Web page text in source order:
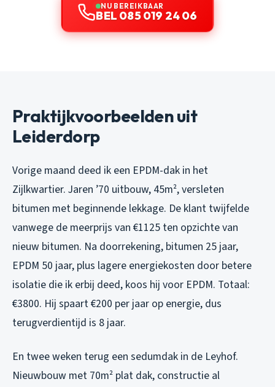
NU BEREIKBAAR
BEL 085 019 24 06
Praktijkvoorbeelden uit
Leiderdorp
Vorige maand deed ik een EPDM-dak in het
Zijlkwartier. Jaren ’70 uitbouw, 45m², versleten
bitumen met beginnende lekkage. De klant twijfelde
vanwege de meerprijs van €1125 ten opzichte van
nieuw bitumen. Na doorrekening, bitumen 25 jaar,
EPDM 50 jaar, plus lagere energiekosten door betere
isolatie die ik erbij deed, koos hij voor EPDM. Totaal:
€3800. Hij spaart €200 per jaar op energie, dus
terugverdientijd is 8 jaar.
En twee weken terug een sedumdak in de Leyhof.
Nieuwbouw met 70m² plat dak, constructie al